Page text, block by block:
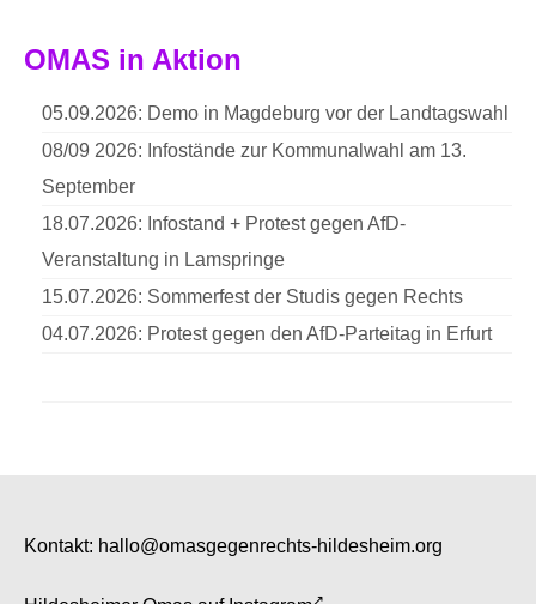
OMAS in Aktion
05.09.2026: Demo in Magdeburg vor der Landtagswahl
08/09 2026: Infostände zur Kommunalwahl am 13.
September
18.07.2026: Infostand + Protest gegen AfD-
Veranstaltung in Lamspringe
15.07.2026: Sommerfest der Studis gegen Rechts
04.07.2026: Protest gegen den AfD-Parteitag in Erfurt
Kontakt: hallo@omasgegenrechts-hildesheim.org